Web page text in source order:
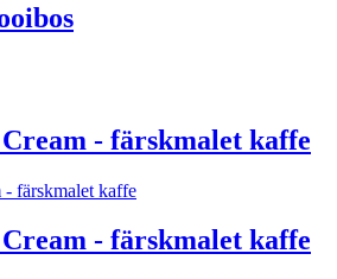
- färskmalet kaffe
- färskmalet kaffe